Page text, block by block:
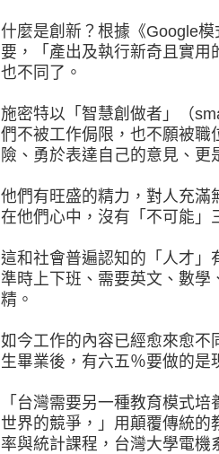
什麼是創新？根據《Google
要，「產出及執行新奇且實
也不同了。
施密特以「智慧創做者」（
們不被工作侷限，也不願被職
險、勇於表達自己的意見、
他們有旺盛的精力，對人充滿
在他們心中，沒有「不可能」
這和社會普遍認知的「人才」
準時上下班、需要英文、數
精。
如今工作的內容已經愈來愈不
生畢業後，有六五％要做的是
「台灣需要另一種教育模式
世界的競爭，」用顛覆傳統
率與統計課程，台灣大學電